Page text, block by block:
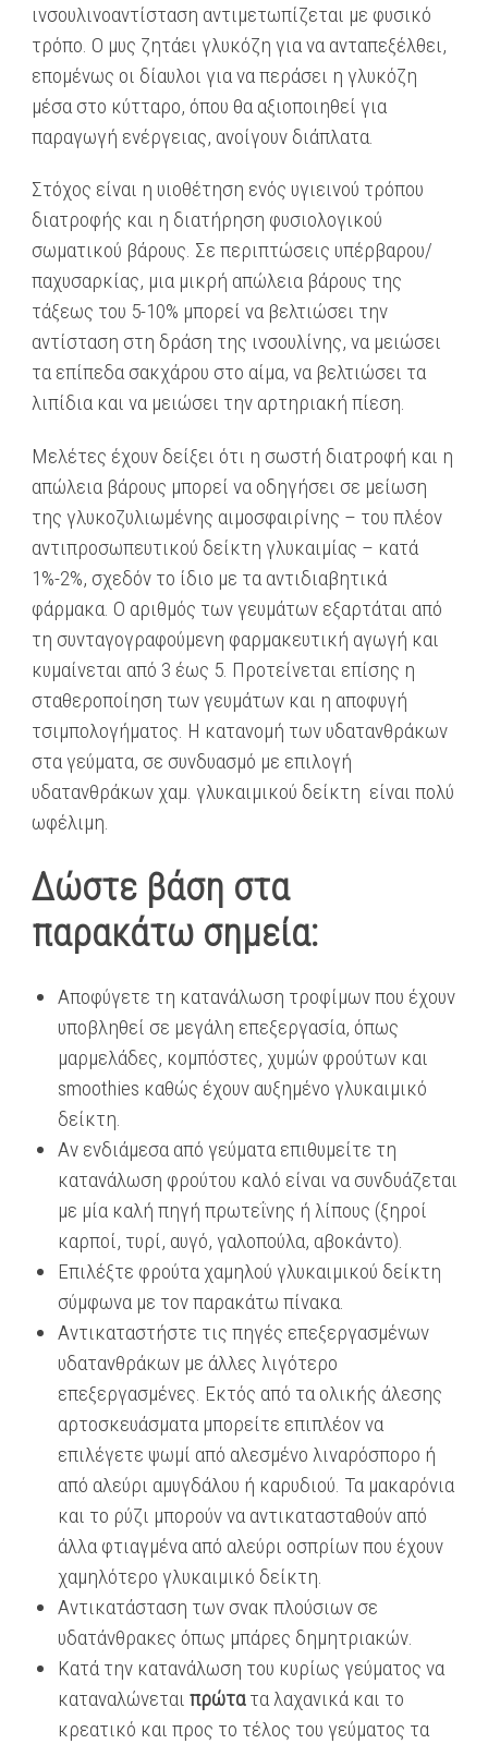
ινσουλινοαντίσταση αντιμετωπίζεται με φυσικό
τρόπο. Ο μυς ζητάει γλυκόζη για να ανταπεξέλθει,
επομένως οι δίαυλοι για να περάσει η γλυκόζη
μέσα στο κύτταρο, όπου θα αξιοποιηθεί για
παραγωγή ενέργειας, ανοίγουν διάπλατα.
Στόχος είναι η υιοθέτηση ενός υγιεινού τρόπου
διατροφής και η διατήρηση φυσιολογικού
σωματικού βάρους. Σε περιπτώσεις υπέρβαρου/
παχυσαρκίας, μια μικρή απώλεια βάρους της
τάξεως του 5-10% μπορεί να βελτιώσει την
αντίσταση στη δράση της ινσουλίνης, να μειώσει
τα επίπεδα σακχάρου στο αίμα, να βελτιώσει τα
λιπίδια και να μειώσει την αρτηριακή πίεση.
Μελέτες έχουν δείξει ότι η σωστή διατροφή και η
απώλεια βάρους μπορεί να οδηγήσει σε μείωση
της γλυκοζυλιωμένης αιμοσφαιρίνης – του πλέον
αντιπροσωπευτικού δείκτη γλυκαιμίας – κατά
1%-2%, σχεδόν το ίδιο με τα αντιδιαβητικά
φάρμακα. Ο αριθμός των γευμάτων εξαρτάται από
τη συνταγογραφούμενη φαρμακευτική αγωγή και
κυμαίνεται από 3 έως 5. Προτείνεται επίσης η
σταθεροποίηση των γευμάτων και η αποφυγή
τσιμπολογήματος. Η κατανομή των υδατανθράκων
στα γεύματα, σε συνδυασμό με επιλογή
υδατανθράκων χαμ. γλυκαιμικού δείκτη είναι πολύ
ωφέλιμη.
Δώστε βάση στα
παρακάτω σημεία:
Αποφύγετε τη κατανάλωση τροφίμων που έχουν
υποβληθεί σε μεγάλη επεξεργασία, όπως
μαρμελάδες, κομπόστες, χυμών φρούτων και
smoothies καθώς έχουν αυξημένο γλυκαιμικό
δείκτη.
Αν ενδιάμεσα από γεύματα επιθυμείτε τη
κατανάλωση φρούτου καλό είναι να συνδυάζεται
με μία καλή πηγή πρωτεΐνης ή λίπους (ξηροί
καρποί, τυρί, αυγό, γαλοπούλα, αβοκάντο).
Επιλέξτε φρούτα χαμηλού γλυκαιμικού δείκτη
σύμφωνα με τον παρακάτω πίνακα.
Αντικαταστήστε τις πηγές επεξεργασμένων
υδατανθράκων με άλλες λιγότερο
επεξεργασμένες. Εκτός από τα ολικής άλεσης
αρτοσκευάσματα μπορείτε επιπλέον να
επιλέγετε ψωμί από αλεσμένο λιναρόσπορο ή
από αλεύρι αμυγδάλου ή καρυδιού. Τα μακαρόνια
και το ρύζι μπορούν να αντικατασταθούν από
άλλα φτιαγμένα από αλεύρι οσπρίων που έχουν
χαμηλότερο γλυκαιμικό δείκτη.
Αντικατάσταση των σνακ πλούσιων σε
υδατάνθρακες όπως μπάρες δημητριακών.
Κατά την κατανάλωση του κυρίως γεύματος να
καταναλώνεταιπρώτατα λαχανικά και το
κρεατικό και προς το τέλος του γεύματος τα